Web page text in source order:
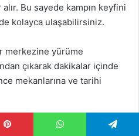
Bu sayede kampın keyfini
kolayca ulaşabilirsiniz.
merkezine yürüme
çıkarak dakikalar içinde
mekanlarına ve tarihi
ötede Ege Denizi’nin